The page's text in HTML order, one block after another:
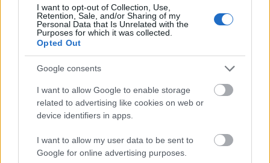
I want to opt-out of Collection, Use,
Retention, Sale, and/or Sharing of my
Personal Data that Is Unrelated with the
Purposes for which it was collected.
Opted Out
Google consents
I want to allow Google to enable storage
related to advertising like cookies on web or
device identifiers in apps.
I want to allow my user data to be sent to
Google for online advertising purposes.
éves korhoz közeli (!) szőlőtőke figyel, egy szűk
udvarban, nem messze a városfaltól, ám annak
tulajdonosa próbálja azt távol tartani a
kíváncsiskodóktól.
Tudtad?
Az első szüretre általában a szőlőtőkék telepítését
követő 3. évben lesz lehetősége a borásznak, és úgy
30-50 évenként érdemes újratelepíteni azokat (ez
persze borvidéktől, fajtától és a szőlész-borász
döntésétől is függhet).